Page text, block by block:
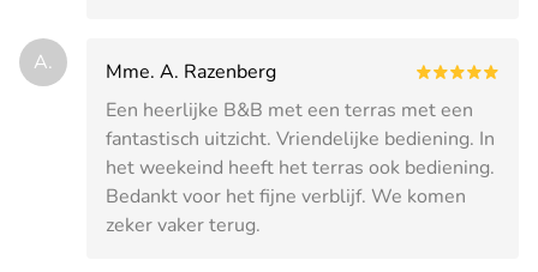
A.
Mme. A. Razenberg
Een heerlijke B&B met een terras met een
fantastisch uitzicht. Vriendelijke bediening. In
het weekeind heeft het terras ook bediening.
Bedankt voor het fijne verblijf. We komen
zeker vaker terug.